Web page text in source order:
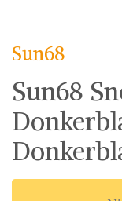
Sun68
Sun68